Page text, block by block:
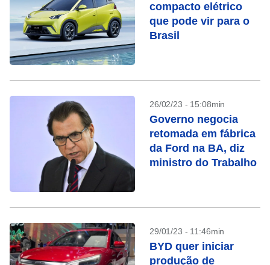
compacto elétrico
que pode vir para o
Brasil
26/02/23 - 15:08min
Governo negocia
retomada em fábrica
da Ford na BA, diz
ministro do Trabalho
29/01/23 - 11:46min
BYD quer iniciar
produção de